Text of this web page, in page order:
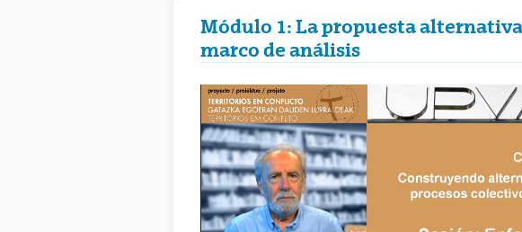
Módulo 1: La propuesta
marco de análisis